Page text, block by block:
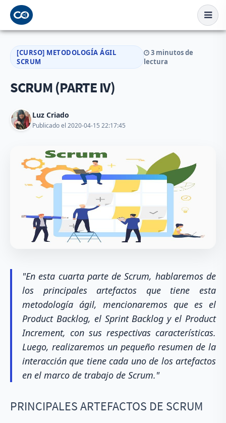
[CURSO] METODOLOGÍA ÁGIL
SCRUM
3 minutos de
lectura
SCRUM (PARTE IV)
Luz Criado
Publicado el 2020-04-15 22:17:45
"En esta cuarta parte de Scrum, hablaremos de
los principales artefactos que tiene esta
metodología ágil, mencionaremos que es el
Product Backlog, el Sprint Backlog y el Product
Increment, con sus respectivas características.
Luego, realizaremos un pequeño resumen de la
interacción que tiene cada uno de los artefactos
en el marco de trabajo de Scrum."
PRINCIPALES ARTEFACTOS DE SCRUM